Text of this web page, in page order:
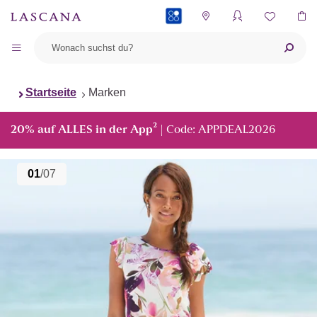
Startseite Marken
20% auf ALLES in der App² | Code: APPDEAL2026
01/07